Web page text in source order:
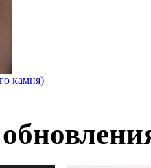
камня)